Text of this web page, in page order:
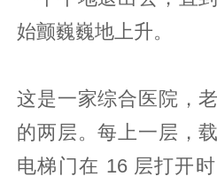
始颤巍巍地上升。
这是一家综合医院，
的两层。每上一层，
电梯门在 16 层打开